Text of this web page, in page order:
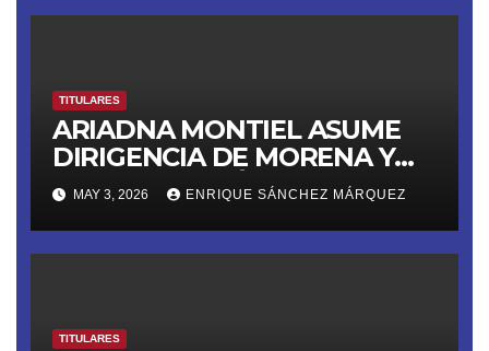
TITULARES
ARIADNA MONTIEL ASUME
DIRIGENCIA DE MORENA Y
LANZA ULTIMÁTUM RUMBO
AL 2027
MAY 3, 2026 ENRIQUE SÁNCHEZ MÁRQUEZ
TITULARES